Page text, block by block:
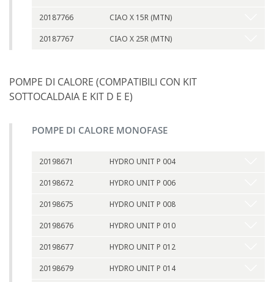
20187766 CIAO X 15R (MTN)
20187767 CIAO X 25R (MTN)
POMPE DI CALORE (COMPATIBILI CON KIT
SOTTOCALDAIA E KIT D E E)
POMPE DI CALORE MONOFASE
20198671 HYDRO UNIT P 004
20198672 HYDRO UNIT P 006
20198675 HYDRO UNIT P 008
20198676 HYDRO UNIT P 010
20198677 HYDRO UNIT P 012
20198679 HYDRO UNIT P 014